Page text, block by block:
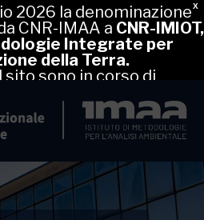
X
2026 la denominazione
CNR-IMAA a CNR-IMIOT,
Integrate per
della Terra.
sono in corso di
la navigazione.